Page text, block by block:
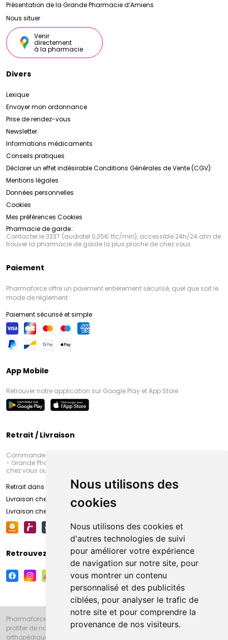
Nous utilisons des
cookies
Nous utilisons des cookies et
d'autres technologies de suivi
pour améliorer votre expérience
de navigation sur notre site, pour
vous montrer un contenu
personnalisé et des publicités
ciblées, pour analyser le trafic de
notre site et pour comprendre la
provenance de nos visiteurs.
Présentation de la Grande Pharmacie d’Amiens
Nous situer
Venir
directement
à la pharmacie
Divers
Lexique
Envoyer mon ordonnance
Prise de rendez-vous
Newsletter
Informations médicaments
Conseils pratiques
Déclarer un effet indésirableConditions Générales de Vente (CGV)
Mentions légales
Données personnelles
Cookies
Mes préférences Cookies
Pharmacie de garde :
Contacter le 3237 (audiotel 0,35€ ttc/min), accessible 24h/24 afin de
trouver la pharmacie de garde la plus proche de chez vous
Paiement
Pharmaforce offre un paiement entièrement sécurisé, quel que soit le
mode de règlement
Paiement sécurisé et simple
App Mobile
Retrouver notre application sur Google Play et App Store
Retrait / Livraison
Commandez en ligne et venez chercher votre commande à Amiens
- Grande Pharmacie d’Amiens (Fachon) ou recevez-là rapidement
chez vous ou en point retrait
Retrait dans la pharmacie d’Amiens
Livraison chez vous
Livraison chez votre commerçant
Retrouvez-nous sur vos réseaux sociaux
Pharmaforce.fr et la Grande Pharmacie d’Amiens vous souhaitent de
profiter de notre accueil, de nos conseils pharmaceutiques,
orthopédiques, homéopathiques, parapharmaceutiques, beauté et